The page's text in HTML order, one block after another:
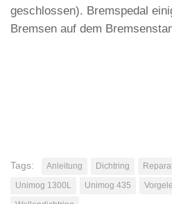
geschlossen). Bremspedal
Bremsen auf dem
Tags: Anleitung Dichtring
Unimog 1300L
Unimog 435